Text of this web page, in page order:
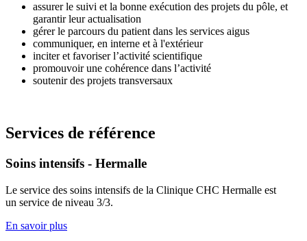
assurer le suivi et la bonne exécution des projets du pôle, et
garantir leur actualisation
gérer le parcours du patient dans les services aigus
communiquer, en interne et à l'extérieur
inciter et favoriser l’activité scientifique
promouvoir une cohérence dans l’activité
soutenir des projets transversaux
Services de référence
Soins intensifs - Hermalle
Le service des soins intensifs de la Clinique CHC Hermalle est
un service de niveau 3/3.
En savoir plus